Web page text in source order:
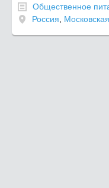
Общественное
Россия